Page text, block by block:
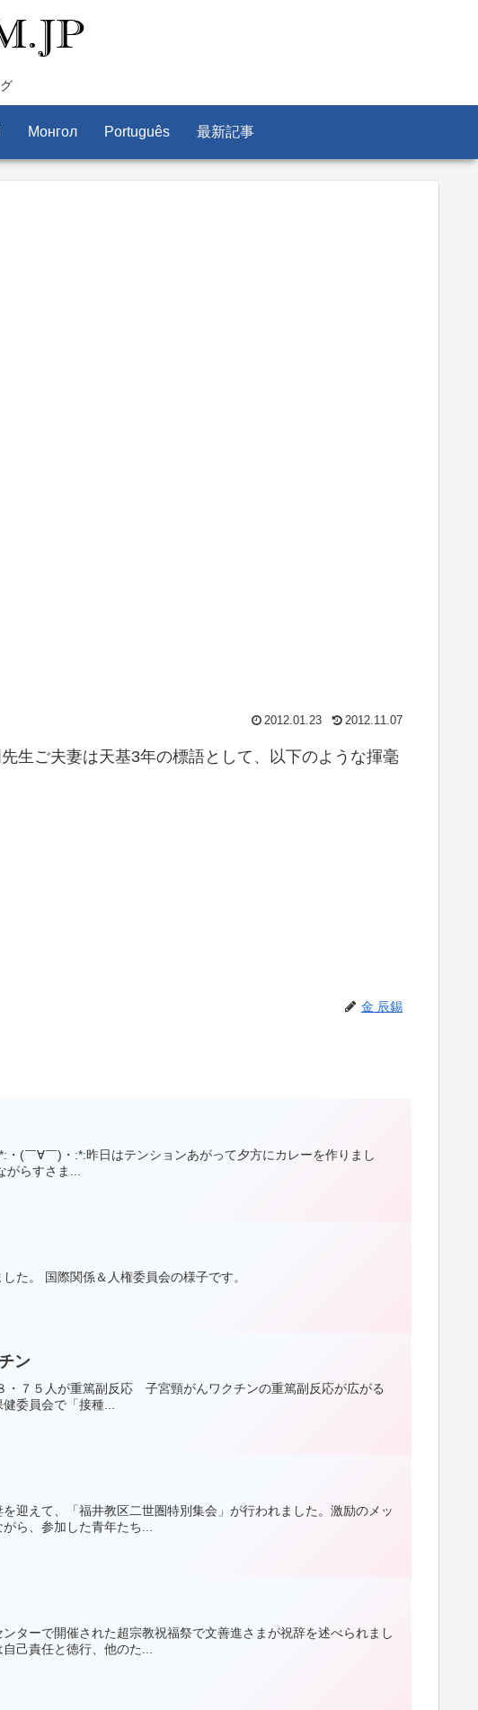
Монгол Português 最新記事
2012.01.23 2012.11.07
生ご夫妻は天基3年の標語として、以下のような揮毫
金 辰錫
(￣∀￣)・:*:昨日はテンションあがって夕方にカレーを作りまし
がらすさま...
た。 国際関係＆人権委員会の様子です。
ン
７５人が重篤副反応 子宮頸がんワクチンの重篤副反応が広がる
委員会で「接種...
迎えて、「福井教区二世圏特別集会」が行われました。激励のメッ
ら、参加した青年たち...
ターで開催された超宗教祝福祭で文善進さまが祝辞を述べられまし
己責任と徳行、他のた...